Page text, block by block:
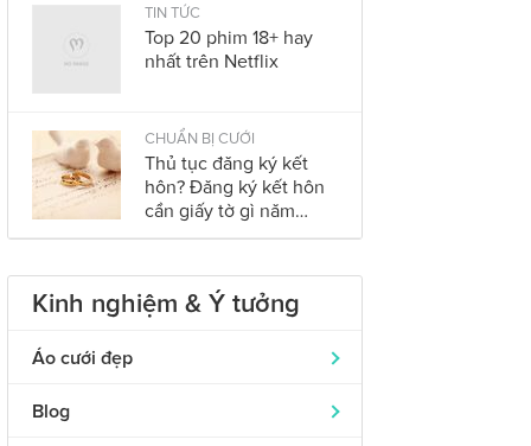
2023
TIN TỨC
Top 20 phim 18+ hay
nhất trên Netflix
CHUẨN BỊ CƯỚI
Thủ tục đăng ký kết
hôn? Đăng ký kết hôn
cần giấy tờ gì năm
2023?
Kinh nghiệm & Ý tưởng
Áo cưới đẹp
Áo dài cưới
319
Blog